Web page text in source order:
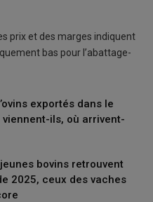
prix et des marges indiquent
bas pour l’abattage-
exportés dans le
viennent-ils, où arrivent-
bovins retrouvent
2025, ceux des vaches